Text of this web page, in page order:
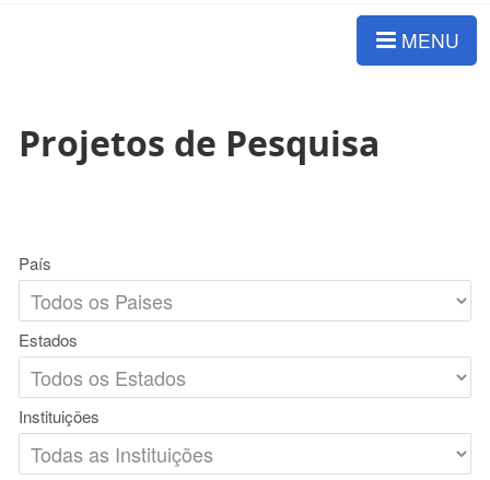
MENU
Projetos de Pesquisa
País
Estados
Instituições